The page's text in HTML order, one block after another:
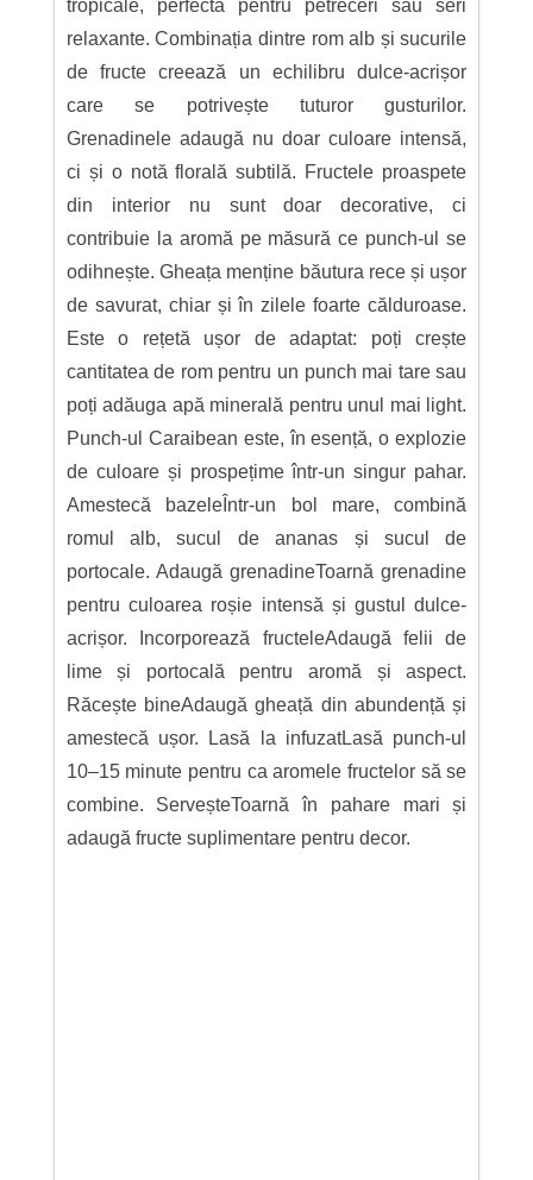
tropicale, perfectă pentru petreceri sau seri
relaxante. Combinația dintre rom alb și sucurile
de fructe creează un echilibru dulce-acrișor
care se potrivește tuturor gusturilor.
Grenadinele adaugă nu doar culoare intensă,
ci și o notă florală subtilă. Fructele proaspete
din interior nu sunt doar decorative, ci
contribuie la aromă pe măsură ce punch-ul se
odihnește. Gheața menține băutura rece și ușor
de savurat, chiar și în zilele foarte călduroase.
Este o rețetă ușor de adaptat: poți crește
cantitatea de rom pentru un punch mai tare sau
poți adăuga apă minerală pentru unul mai light.
Punch-ul Caraibean este, în esență, o explozie
de culoare și prospețime într-un singur pahar.
Amestecă bazeleÎntr-un bol mare, combină
romul alb, sucul de ananas și sucul de
portocale. Adaugă grenadineToarnă grenadine
pentru culoarea roșie intensă și gustul dulce-
acrișor. Incorporează fructeleAdaugă felii de
lime și portocală pentru aromă și aspect.
Răcește bineAdaugă gheață din abundență și
amestecă ușor. Lasă la infuzatLasă punch-ul
10–15 minute pentru ca aromele fructelor să se
combine. ServeșteToarnă în pahare mari și
adaugă fructe suplimentare pentru decor.